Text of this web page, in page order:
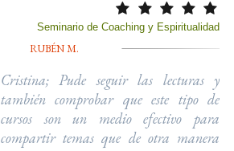
Seminario de Coaching y Espiritualidad
RUBÉN M.
Cristina; Pude seguir las lecturas y
también comprobar que este tipo de
cursos son un medio efectivo para
compartir temas que de otra manera